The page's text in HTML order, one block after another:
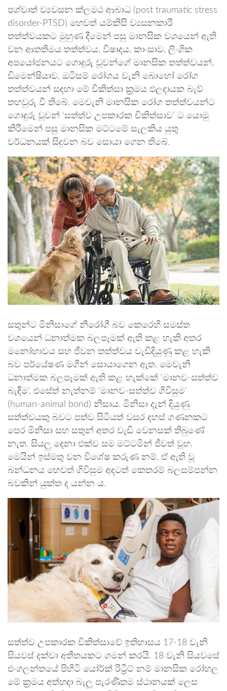
පශ්චාත් ව්‍යවසන ක්ලමථ ආබාධ (post traumatic stress
disorder-PTSD) හෙවත් යම්කිසි ව්‍යසනකාරී
තත්ත්වයකට මුහුණ දීමෙන් පසු මානසික වශයෙන් ඇති
වන ආතතිමය තත්ත්වය, විෂාදය, කාංසාව, ලිංගික
අපයෝජනයට ගොදුරු වූවන්ගේ මානසික තත්ත්වයන්,
ඩිමෙන්ෂියාව, ඔටිසම් රෝගය වැනි බොහෝ රෝග
තත්ත්වයන් සඳහා මේ චිකිත්සා ක්‍රමය ඵලදායක බැව්
තහවුරු වී තිබේ. මෙවැනි මානසික රෝග තත්ත්වයන්ට
ගොදුරු වූවන් ‘සත්ත්ව උපකාරක චිකිත්සාව’ ට යොමු
කිරීමෙන් පසු මානසික මට්ටමේ සැලකිය යුතු
වර්ධනයක් සිදුවන බව සොයා ගෙන තිබේ.
සතුන්ට මිනිසාගේ නීරෝගී බව කෙරෙහි සමස්ත
වශයෙන් ධනාත්මක බලපෑමක් ඇති කළ හැකි අතර
මනෝභාවය සහ ජීවන තත්ත්වය වැඩිදියුණු කළ හැකි
බව පර්යේෂණ මගින් සොයාගෙන ඇත. මෙවැනි
ධනාත්මක බලපෑමක් ඇති කළ හැක්කේ ‘මානව-සත්ත්ව
බැඳීම’, එසේත් නැත්නම් ‘මානව-සත්ත්ව ගිවිසුම’
(human-animal bond) නිසාය. මිනිසා දැන් දියුණු
සත්ත්වයකු බවට පත්ව සිටියත් වසර දහස් ගණනකට
පෙර මිනිසා සහ සතුන් අතර වැඩි වෙනසක් තිබුණේ
නැත. සියලු දෙනා එක්ව සම මට්ටමින් ජීවත් වූහ.
මෙයින් ඉස්මතු වන විශේෂ කරුණ නම්, ඒ ඇති වූ
බන්ධනය හෙවත් ගිවිසුම අදටත් කෙතරම් බලසම්පන්න
බවකින් යුක්ත ද යන්න ය.
සත්ත්ව උපකාරක චිකිත්සාවේ ඉතිහාසය 17-18 වැනි
සියවස් දක්වා අතීතයකට ගමන් කරයි. 18 වැනි සියවසේ
එංගලන්තයේ පිහිටි යෝර්ක් රිට්‍රීට් නම් මානසික රෝහල
මේ ක්‍රමය අත්හදා බැලූ පැරණිතම ස්ථානයක් ලෙස